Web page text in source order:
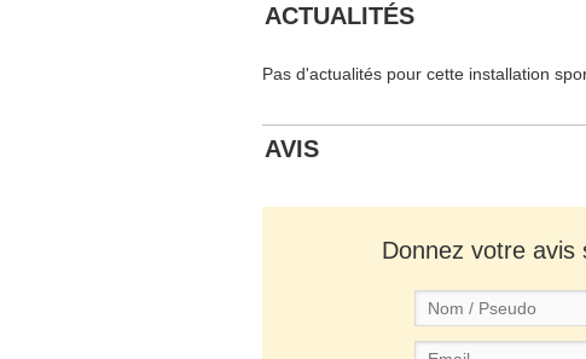
ACTUALITÉS
Pas d'actualités pour cette installation
AVIS
Donnez votre avis